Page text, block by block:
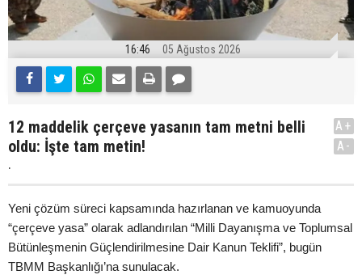
16:46 05 Ağustos 2026
12 maddelik çerçeve yasanın tam metni belli
oldu: İşte tam metin!
.
A+
A-
Yeni çözüm süreci kapsamında hazırlanan ve kamuoyunda
“çerçeve yasa” olarak adlandırılan “Milli Dayanışma ve Toplumsal
Bütünleşmenin Güçlendirilmesine Dair Kanun Teklifi”, bugün
TBMM Başkanlığı’na sunulacak.